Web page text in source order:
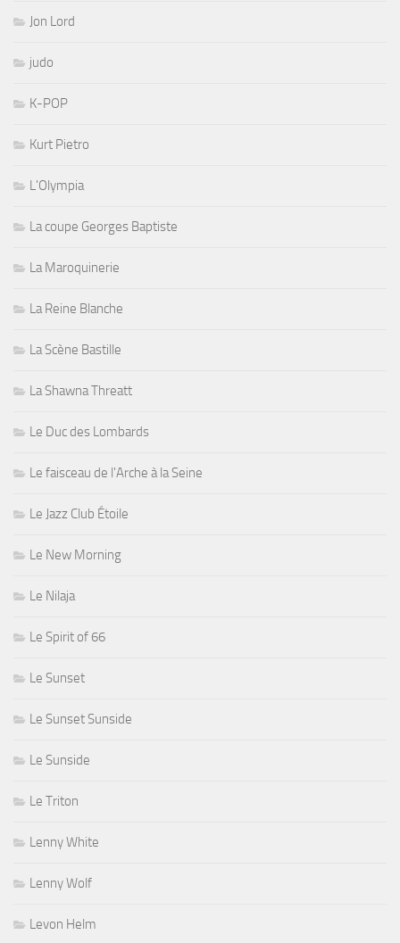
Jon Lord
judo
K-POP
Kurt Pietro
L'Olympia
La coupe Georges Baptiste
La Maroquinerie
La Reine Blanche
La Scène Bastille
La Shawna Threatt
Le Duc des Lombards
Le faisceau de l'Arche à la Seine
Le Jazz Club Étoile
Le New Morning
Le Nilaja
Le Spirit of 66
Le Sunset
Le Sunset Sunside
Le Sunside
Le Triton
Lenny White
Lenny Wolf
Levon Helm